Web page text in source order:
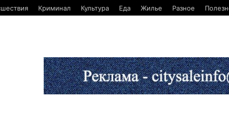
Криминал Культура Еда Жилье Разное